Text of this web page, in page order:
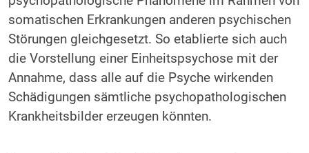
somatischen Erkrankungen anderen psychischen
Störungen gleichgesetzt. So etablierte sich auch
die Vorstellung einer Einheitspsychose mit der
Annahme, dass alle auf die Psyche wirkenden
Schädigungen sämtliche psychopathologischen
Krankheitsbilder erzeugen könnten.